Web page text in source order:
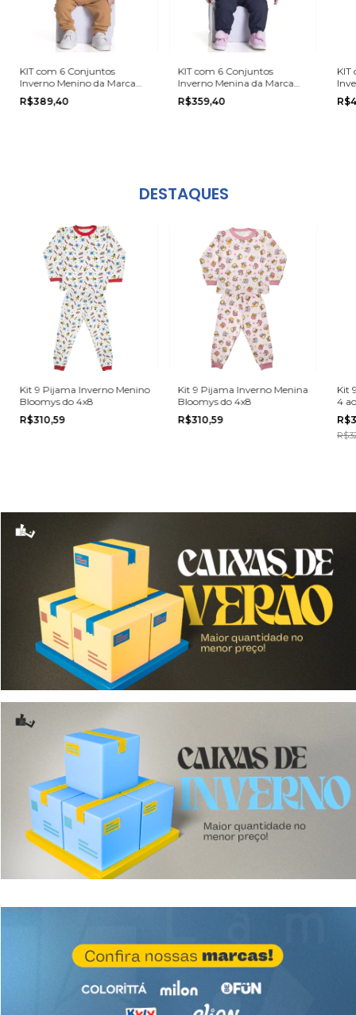
KIT com 6 Conjuntos
Inverno Menino da Marca
Serelepe na grade do P ao G
R$389,40
KIT com 6 Conjuntos
Inverno Menina da Marca
Serelepe na grade do P ao G
R$359,40
KIT
DESTAQUES
Kit 9 Pijama Inverno Menino
Bloomys do 4x8
R$310,59
Kit 9 Pijama Inverno Menina
Bloomys do 4x8
R$310,59
Kit
4